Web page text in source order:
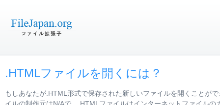
.HTMLファイルを開くには？
もしあなたが.HTML形式で保存された新しいファイルを開くことが